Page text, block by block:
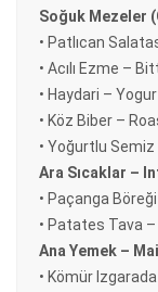
Soğuk Mezeler
• Patlıcan
• Acılı Ezme –
• Haydari –
• Köz Biber –
• Yoğurtlu
Ara Sıcaklar –
• Paçanga
• Patates Tava
Ana Yemek –
• Kömür